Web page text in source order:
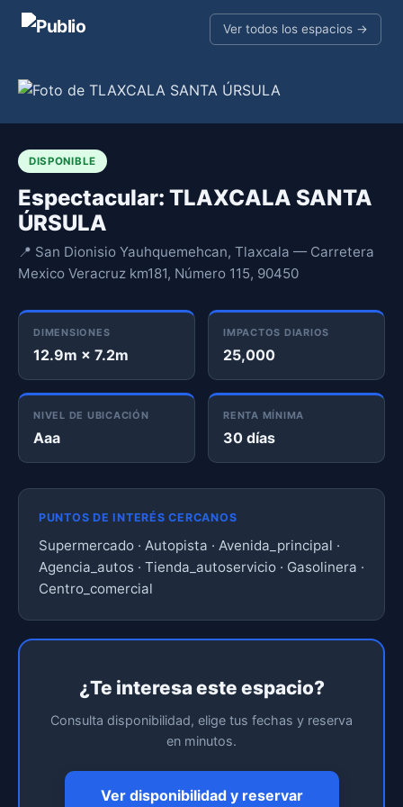
Ver todos los espacios →
DISPONIBLE
Espectacular: TLAXCALA SANTA
ÚRSULA
📍 San Dionisio Yauhquemehcan, Tlaxcala — Carretera
Mexico Veracruz km181, Número 115, 90450
DIMENSIONES
12.9m × 7.2m
IMPACTOS DIARIOS
25,000
NIVEL DE UBICACIÓN
Aaa
RENTA MÍNIMA
30 días
PUNTOS DE INTERÉS CERCANOS
Supermercado · Autopista · Avenida_principal ·
Agencia_autos · Tienda_autoservicio · Gasolinera ·
Centro_comercial
¿Te interesa este espacio?
Consulta disponibilidad, elige tus fechas y reserva
en minutos.
Ver disponibilidad y reservar